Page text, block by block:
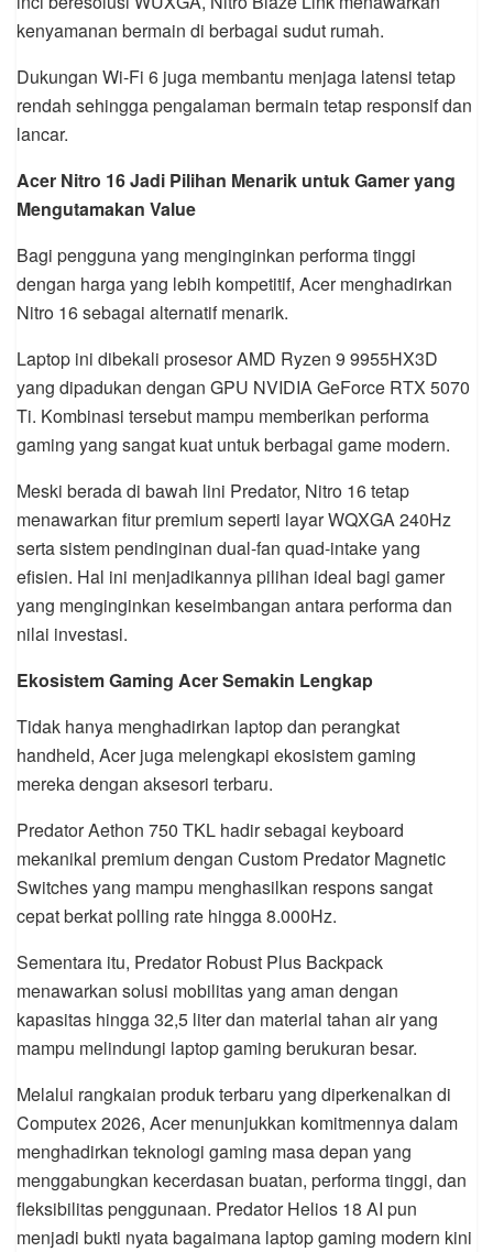
kenyamanan bermain di berbagai sudut rumah.
Dukungan Wi-Fi 6 juga membantu menjaga latensi tetap
rendah sehingga pengalaman bermain tetap responsif dan
lancar.
Acer Nitro 16 Jadi Pilihan Menarik untuk Gamer yang
Mengutamakan Value
Bagi pengguna yang menginginkan performa tinggi
dengan harga yang lebih kompetitif, Acer menghadirkan
Nitro 16 sebagai alternatif menarik.
Laptop ini dibekali prosesor AMD Ryzen 9 9955HX3D
yang dipadukan dengan GPU NVIDIA GeForce RTX 5070
Ti. Kombinasi tersebut mampu memberikan performa
gaming yang sangat kuat untuk berbagai game modern.
Meski berada di bawah lini Predator, Nitro 16 tetap
menawarkan fitur premium seperti layar WQXGA 240Hz
serta sistem pendinginan dual-fan quad-intake yang
efisien. Hal ini menjadikannya pilihan ideal bagi gamer
yang menginginkan keseimbangan antara performa dan
nilai investasi.
Ekosistem Gaming Acer Semakin Lengkap
Tidak hanya menghadirkan laptop dan perangkat
handheld, Acer juga melengkapi ekosistem gaming
mereka dengan aksesori terbaru.
Predator Aethon 750 TKL hadir sebagai keyboard
mekanikal premium dengan Custom Predator Magnetic
Switches yang mampu menghasilkan respons sangat
cepat berkat polling rate hingga 8.000Hz.
Sementara itu, Predator Robust Plus Backpack
menawarkan solusi mobilitas yang aman dengan
kapasitas hingga 32,5 liter dan material tahan air yang
mampu melindungi laptop gaming berukuran besar.
Melalui rangkaian produk terbaru yang diperkenalkan di
Computex 2026, Acer menunjukkan komitmennya dalam
menghadirkan teknologi gaming masa depan yang
menggabungkan kecerdasan buatan, performa tinggi, dan
fleksibilitas penggunaan. Predator Helios 18 AI pun
menjadi bukti nyata bagaimana laptop gaming modern kini